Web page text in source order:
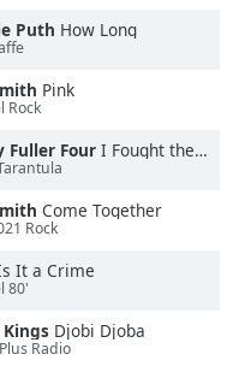
Puth How Long
Pink
Rock
Fuller Four I Fought the Law
Come Together
Rock
It a Crime
80'
Djobi Djoba
Radio